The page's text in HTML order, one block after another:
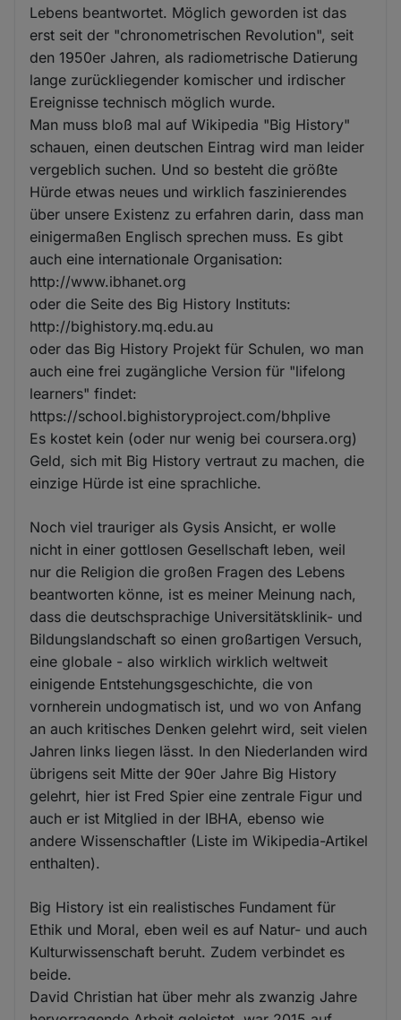
Lebens beantwortet. Möglich geworden ist das
erst seit der "chronometrischen Revolution", seit
den 1950er Jahren, als radiometrische Datierung
lange zurückliegender komischer und irdischer
Ereignisse technisch möglich wurde.
Man muss bloß mal auf Wikipedia "Big History"
schauen, einen deutschen Eintrag wird man leider
vergeblich suchen. Und so besteht die größte
Hürde etwas neues und wirklich faszinierendes
über unsere Existenz zu erfahren darin, dass man
einigermaßen Englisch sprechen muss. Es gibt
auch eine internationale Organisation:
http://www.ibhanet.org
oder die Seite des Big History Instituts:
http://bighistory.mq.edu.au
oder das Big History Projekt für Schulen, wo man
auch eine frei zugängliche Version für "lifelong
learners" findet:
https://school.bighistoryproject.com/bhplive
Es kostet kein (oder nur wenig bei coursera.org)
Geld, sich mit Big History vertraut zu machen, die
einzige Hürde ist eine sprachliche.
Noch viel trauriger als Gysis Ansicht, er wolle
nicht in einer gottlosen Gesellschaft leben, weil
nur die Religion die großen Fragen des Lebens
beantworten könne, ist es meiner Meinung nach,
dass die deutschsprachige Universitätsklinik- und
Bildungslandschaft so einen großartigen Versuch,
eine globale - also wirklich wirklich weltweit
einigende Entstehungsgeschichte, die von
vornherein undogmatisch ist, und wo von Anfang
an auch kritisches Denken gelehrt wird, seit vielen
Jahren links liegen lässt. In den Niederlanden wird
übrigens seit Mitte der 90er Jahre Big History
gelehrt, hier ist Fred Spier eine zentrale Figur und
auch er ist Mitglied in der IBHA, ebenso wie
andere Wissenschaftler (Liste im Wikipedia-Artikel
enthalten).
Big History ist ein realistisches Fundament für
Ethik und Moral, eben weil es auf Natur- und auch
Kulturwissenschaft beruht. Zudem verbindet es
beide.
David Christian hat über mehr als zwanzig Jahre